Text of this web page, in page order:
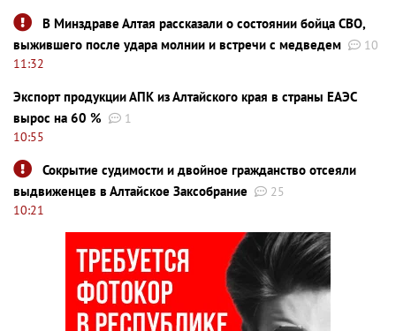
В Минздраве Алтая рассказали о состоянии бойца СВО,
выжившего после удара молнии и встречи с медведем
10
11:32
Экспорт продукции АПК из Алтайского края в страны ЕАЭС
вырос на 60 %
1
10:55
Сокрытие судимости и двойное гражданство отсеяли
выдвиженцев в Алтайское Заксобрание
25
10:21